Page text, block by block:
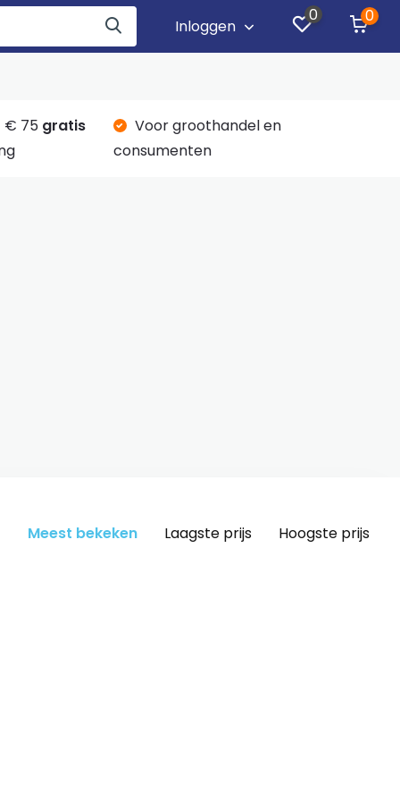
Inloggen
0 0
€ 75 gratis
Voor groothandel en
consumenten
Meest bekeken Laagste prijs Hoogste prijs